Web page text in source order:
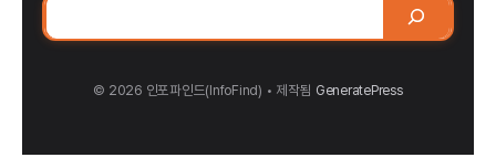
검
© 2026 인포파인드(InfoFind)​​​​ • 제작됨 GeneratePress